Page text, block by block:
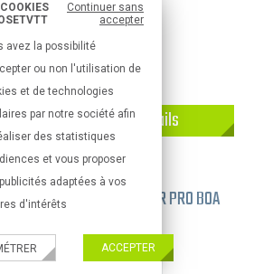
Continuer sans
accepter
avez la possibilité
ou non l'utilisation de
et de technologies
par notre société afin
des statistiques
et vous proposer
adaptées à vos
d'intérêts
ACCEPTER
Détails
VÉLO ROUTE
FIVE TEN FREERIDER PRO BOA
WOMAN 38 BLANC
109,95 €